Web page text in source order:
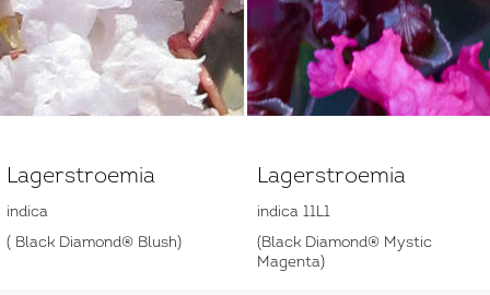
Lagerstroemia
indica
( Black Diamond® Blush)
Lagerstroemia
indica 11L1
(Black Diamond® Mystic
Magenta)